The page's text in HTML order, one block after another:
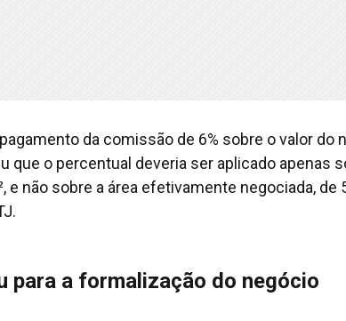
da comissão de 6% sobre o valor do
que o percentual deveria ser aplicado apenas
não sobre a área efetivamente negociada, de
a formalização do negócio